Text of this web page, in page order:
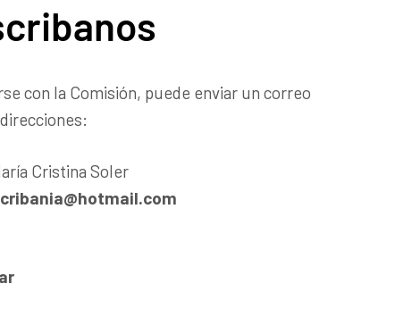
con la Comisión, puede enviar un correo
Cristina Soler